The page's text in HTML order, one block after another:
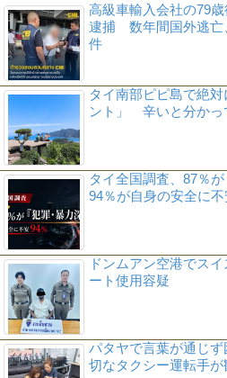
高級車輸入会社の79
逮捕 数年間国外逃亡
件
タイ南部ピピ島で絶
ント」 辛いと分かっ
タイ全国調査、87％
94％が自身の安全に
ドンムアン空港でス
ート使用容疑
パタヤで言葉が通じ
切なタクシー運転手が